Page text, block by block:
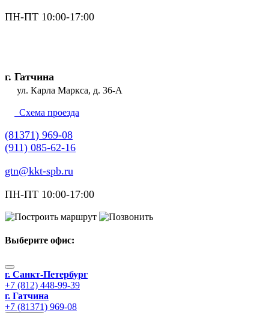
ПН-ПТ 10:00-17:00
г. Гатчина
ул. Карла Маркса, д. 36-А
Схема проезда
(81371) 969-08
(911) 085-62-16
gtn@kkt-spb.ru
ПН-ПТ 10:00-17:00
Выберите офис:
г. Санкт-Петербург
+7 (812) 448-99-39
г. Гатчина
+7 (81371) 969-08